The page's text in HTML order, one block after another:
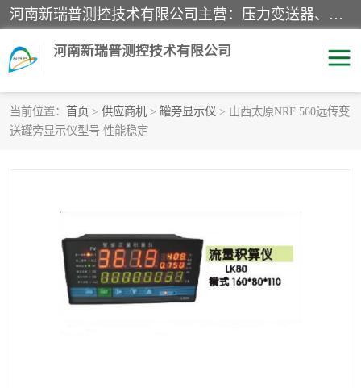
河南新瑞普测控技术有限公司主营：压力变送器、液位变送器、差压变送器、雷达料位计、电容物位计、温度显示控制仪表、电量变送器、流量计、工业自动化系统成套设备。
河南新瑞普测控技术有限公司
当前位置： 首页 > 供应商机 > 罐旁显示仪 > 山西太原NRF 560远传变
送罐旁显示仪型号 性能稳定
霍尼韦尔压力变送器
标准型工业压力变送器 罐旁显示仪
差压变送器